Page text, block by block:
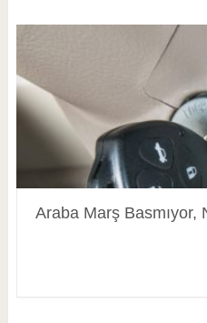
Araba Marş Basmıyor,